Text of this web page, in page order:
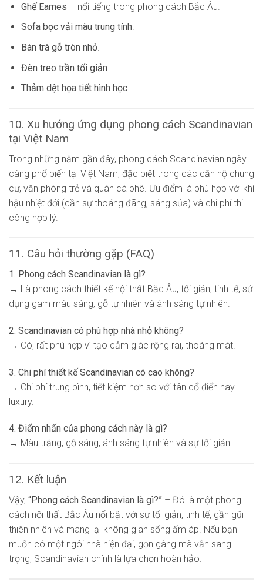
Ghế Eames – nổi tiếng trong phong cách Bắc Âu.
Sofa bọc vải màu trung tính.
Bàn trà gỗ tròn nhỏ.
Đèn treo trần tối giản
Thảm dệt họa tiết hình học.
10. Xu hướng ứng dụng phong cách Scandinavian
tại Việt Nam
Trong những năm gần đây, phong cách Scandinavian ngày
càng phổ biến tại Việt Nam, đặc biệt trong các căn hộ chung
cư, văn phòng trẻ và quán cà phê. Ưu điểm là phù hợp với khí
hậu nhiệt đới (cần sự thoáng đãng, sáng sủa) và chi phí thi
công hợp lý.
11. Câu hỏi thường gặp (FAQ)
1. Phong cách Scandinavian là gì?
→ Là phong cách thiết kế nội thất Bắc Âu, tối giản, tinh tế, sử
dụng gam màu sáng, gỗ tự nhiên và ánh sáng tự nhiên.
2. Scandinavian có phù hợp nhà nhỏ không?
→ Có, rất phù hợp vì tạo cảm giác rộng rãi, thoáng mát.
3. Chi phí thiết kế Scandinavian có cao không?
→ Chi phí trung bình, tiết kiệm hơn so với tân cổ điển hay
luxury.
4. Điểm nhấn của phong cách này là gì?
→ Màu trắng, gỗ sáng, ánh sáng tự nhiên và sự tối giản.
12. Kết luận
Vậy, “Phong cách Scandinavian là gì?” – Đó là một phong
cách nội thất Bắc Âu nổi bật với sự tối giản, tinh tế, gần gũi
thiên nhiên và mang lại không gian sống ấm áp. Nếu bạn
muốn có một ngôi nhà hiện đại, gọn gàng mà vẫn sang
trọng, Scandinavian chính là lựa chọn hoàn hảo.